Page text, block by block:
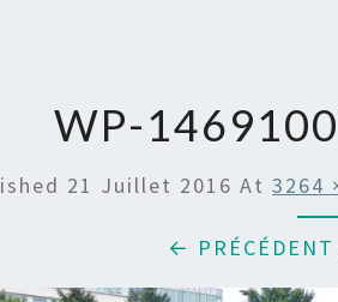
WP-
21 Juillet 2016 At3264
← PRÉCÉDENT